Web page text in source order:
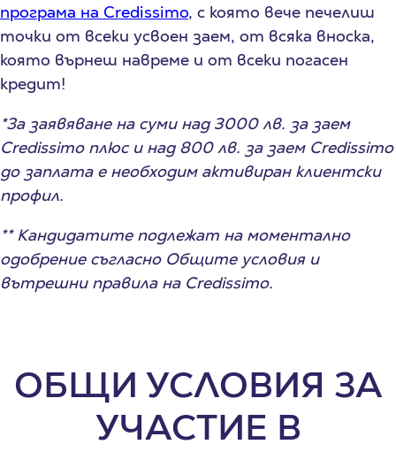
програма на Credissimo, с която вече печелиш
точки от всеки усвоен заем, от всяка вноска,
която върнеш навреме и от всеки погасен
кредит!
*За заявяване на суми над 3000 лв. за заем
Credissimo плюс и над 800 лв. за заем Credissimo
до заплата е необходим активиран клиентски
профил.
** Кандидатите подлежат на моментално
одобрение съгласно Общите условия и
вътрешни правила на Credissimo.
ОБЩИ УСЛОВИЯ ЗА
УЧАСТИЕ В